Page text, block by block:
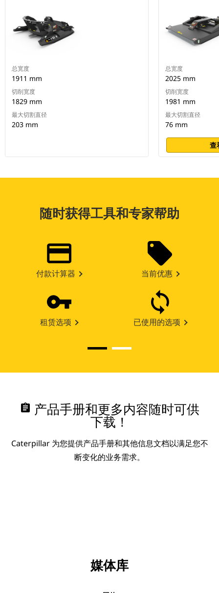
总宽度
1911 mm
切削宽度
1829 mm
最大切割直径
203 mm
总宽度
2025 mm
切削宽度
1981 mm
最大切割直径
76 mm
查
随时获得工具和专家帮助
付款计算器 当前优惠
租赁选项 已使用的选项
assignment 产品手册和更多内容随时可供
下载！
Caterpillar 为您提供产品手册和其他信息文档以满足您不
断变化的业务需求。
媒体库